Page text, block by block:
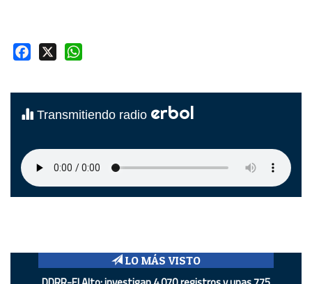
Facebook
Transmitiendo radio erbol
LO MÁS VISTO